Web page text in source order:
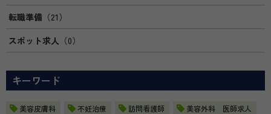
転職準備 （21）
スポット求人 （0）
キーワード
美容皮膚科 不妊治療 訪問看護師
美容外科 医師求人